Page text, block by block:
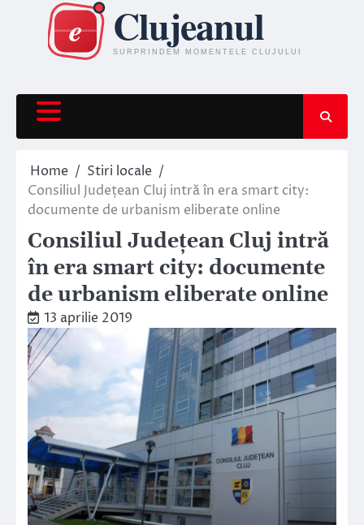
content
Home
Stiri locale
Consiliul Județean Cluj intră în era smart city:
documente de urbanism eliberate online
Consiliul Județean Cluj intră
în era smart city: documente
de urbanism eliberate online
13 aprilie 2019